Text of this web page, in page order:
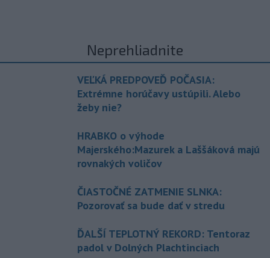
Neprehliadnite
VEĽKÁ PREDPOVEĎ POČASIA:
Extrémne horúčavy ustúpili. Alebo
žeby nie?
HRABKO o výhode
Majerského:Mazurek a Laššáková majú
rovnakých voličov
ČIASTOČNÉ ZATMENIE SLNKA:
Pozorovať sa bude dať v stredu
ĎALŠÍ TEPLOTNÝ REKORD: Tentoraz
padol v Dolných Plachtinciach